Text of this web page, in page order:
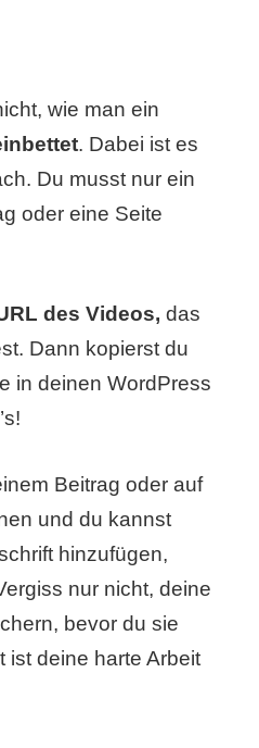
wie man ein
. Dabei ist es
Du musst nur ein
oder eine Seite
des Videos, das
Dann kopierst du
in deinen WordPress
Beitrag oder auf
und du kannst
hinzufügen,
nur nicht, deine
bevor du sie
ist deine harte Arbeit